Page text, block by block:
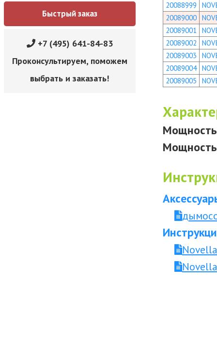
Быстрый заказ
+7 (495) 641-84-83
Проконсультируем, поможем
выбрать и заказать!
20088999
20089000
20089001
20089002
20089003
20089004
20089005
Мощность
Мощность